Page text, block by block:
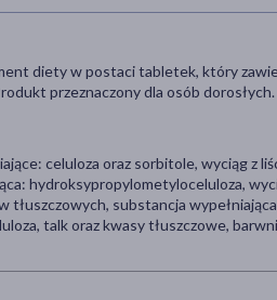
diety w postaci tabletek, który
przeznaczony dla osób dorosłych.
celuloza oraz sorbitole, wyciąg z
hydroksypropylometyloceluloza,
tłuszczowych, substancja
talk oraz kwasy tłuszczowe,